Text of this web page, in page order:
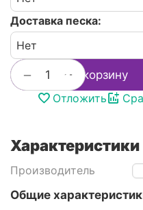
Доставка песка:
+
− В корзину
Отложить
Характеристики
Производитель
Общие